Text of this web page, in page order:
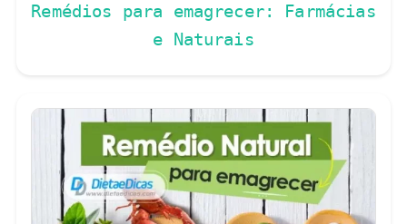
Remédios para emagrecer: Farmácias
e Naturais